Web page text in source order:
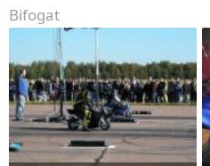
Bifogat